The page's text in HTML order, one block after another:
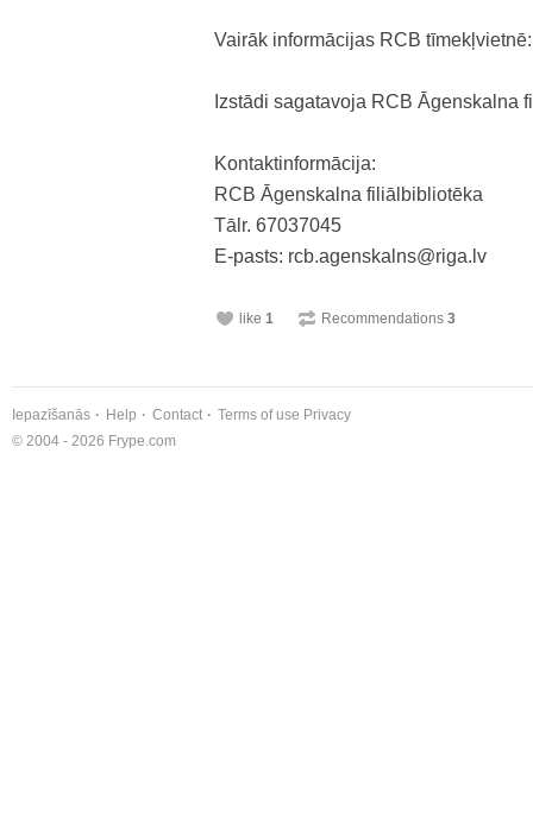
Vairāk informācijas RCB
Izstādi sagatavoja RCB Āgenskalna
Kontaktinformācija:
RCB Āgenskalna filiālbibliotēka
Tālr. 67037045
E-pasts: rcb.agenskalns@riga.lv
like 1 Recommendations 3
Iepazīšanās Help Contact Terms of use Privacy
© 2004 - 2026 Frype.com